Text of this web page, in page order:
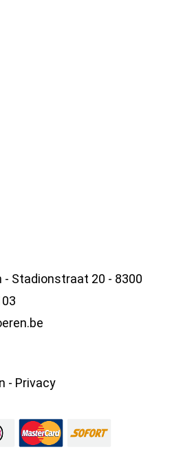
Stadionstraat 20 - 8300
- Privacy